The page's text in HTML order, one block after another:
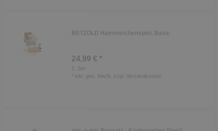
BETZOLD Hämmerchenspiel, Basic
24,99 € *
1
Set
* inkl. ges. MwSt. zzgl. Versandkosten